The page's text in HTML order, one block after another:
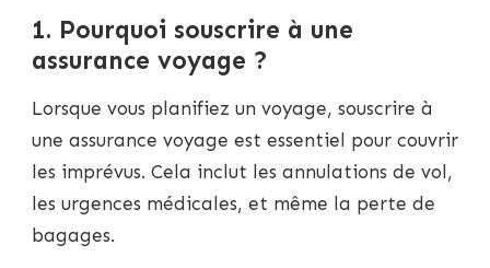
1. Pourquoi souscrire à une
assurance voyage ?
Lorsque vous planifiez un voyage, souscrire à
une assurance voyage est essentiel pour couvrir
les imprévus. Cela inclut les annulations de vol,
les urgences médicales, et même la perte de
bagages.